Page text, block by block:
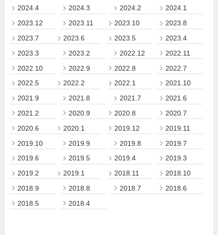
2024.4
2024.3 2024.2
2024.1
2023.12
2023.11 2023.10
2023.8
2023.7
2023.6 2023.5
2023.4
2023.3
2023.2 2022.12
2022.11
2022.10
2022.9 2022.8
2022.7
2022.5
2022.2 2022.1
2021.10
2021.9
2021.8 2021.7
2021.6
2021.2
2020.9 2020.8
2020.7
2020.6
2020.1 2019.12
2019.11
2019.10
2019.9 2019.8
2019.7
2019.6
2019.5 2019.4
2019.3
2019.2
2019.1 2018.11
2018.10
2018.9
2018.8 2018.7
2018.6
2018.5
2018.4